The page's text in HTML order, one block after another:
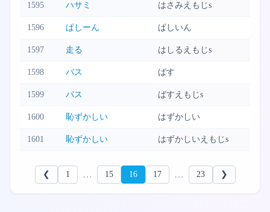
1595 ハサミ はさみえもじs
1596 ぱしーん ぱしいん
1597 走る はしるえもじs
1598 バス ばす
1599 バス ばすえもじs
1600 恥ずかしい はずかしい
1601 恥ずかしい はずかしいえもじs
❮ 1 … 15 16 17 … 23 ❯